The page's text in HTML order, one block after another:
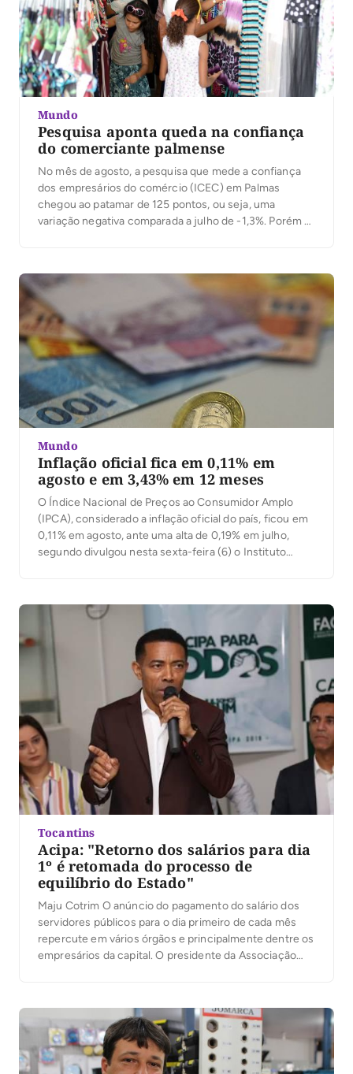
Mundo
Pesquisa aponta queda na confiança
do comerciante palmense
No mês de agosto, a pesquisa que mede a confiança
dos empresários do comércio (ICEC) em Palmas
chegou ao patamar de 125 pontos, ou seja, uma
variação negativa comparada a julho de -1,3%. Porém o
positiva de 11,9%. A pesquisa […]
Mundo
Inflação oficial fica em 0,11% em
agosto e em 3,43% em 12 meses
O Índice Nacional de Preços ao Consumidor Amplo
(IPCA), considerado a inflação oficial do país, ficou em
0,11% em agosto, ante uma alta de 0,19% em julho,
segundo divulgou nesta sexta-feira (6) o Instituto
Em 12 meses, […]
Tocantins
Acipa: "Retorno dos salários para dia
1º é retomada do processo de
equilíbrio do Estado"
Maju Cotrim O anúncio do pagamento do salário dos
servidores públicos para o dia primeiro de cada mês
repercute em vários órgãos e principalmente dentre os
empresários da capital. O presidente da Associação
com entusiasmo por dois aspectos, primeiro porque
[…]